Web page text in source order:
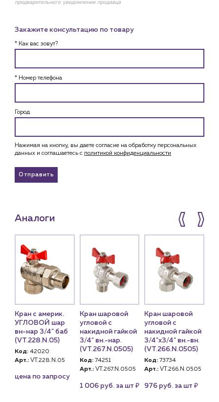
предварительного уведомления продавца
Закажите консультацию по товару
* Как вас зовут?
* Номер телефона
Город
Нажимая на кнопку, вы даете согласие на обработку персональных
данных и соглашаетесь c политикой конфиденциальности
Отправить
Аналоги
Кран с америк.
УГЛОВОЙ шар
вн-нар 3/4" баб
(VT.228.N.05)
Код: 42020
Арт.: VT.228.N.05
цена по запросу
Кран шаровой
угловой с
накидной гайкой
3/4" вн.-нар.
(VT.267.N.0505)
Код: 74251
Арт.: VT.267.N.0505
1 006 руб. за шт ₽
Кран шаровой
угловой с
накидной гайкой
3/4"x3/4" вн.-вн.
(VT.266.N.0505)
Код: 73734
Арт.: VT.266.N.0505
976 руб. за шт₽